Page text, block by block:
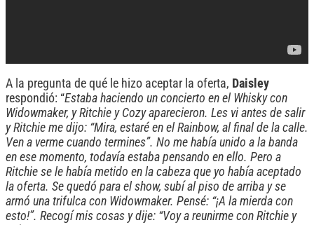
A la pregunta de qué le hizo aceptar la oferta, Daisley
respondió: “Estaba haciendo un concierto en el Whisky con
Widowmaker, y Ritchie y Cozy aparecieron. Les vi antes de salir
y Ritchie me dijo: “Mira, estaré en el Rainbow, al final de la calle.
Ven a verme cuando termines”. No me había unido a la banda
en ese momento, todavía estaba pensando en ello. Pero a
Ritchie se le había metido en la cabeza que yo había aceptado
la oferta. Se quedó para el show, subí al piso de arriba y se
armó una trifulca con Widowmaker. Pensé: “¡A la mierda con
esto!”. Recogí mis cosas y dije: “Voy a reunirme con Ritchie y